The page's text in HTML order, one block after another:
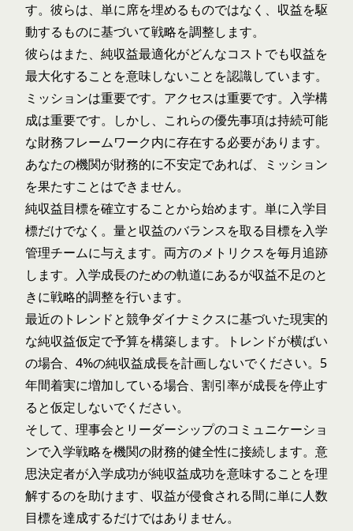
す。彼らは、単に席を埋めるものではなく、収益を駆
動するものに基づいて戦略を調整します。
彼らはまた、純収益最適化がどんなコストでも収益を
最大化することを意味しないことを認識しています。
ミッションは重要です。アクセスは重要です。入学構
成は重要です。しかし、これらの優先事項は持続可能
な財務フレームワーク内に存在する必要があります。
あなたの機関が財務的に不安定であれば、ミッション
を果たすことはできません。
純収益目標を確立することから始めます。単に入学目
標だけでなく。量と収益のバランスを取る目標を入学
管理チームに与えます。両方のメトリクスを毎月追跡
します。入学成長のための軌道にあるが収益不足のと
きに戦略的調整を行います。
最近のトレンドと競争ダイナミクスに基づいた現実的
な純収益仮定で予算を構築します。トレンドが横ばい
の場合、4%の純収益成長を計画しないでください。5
年間着実に増加している場合、割引率が成長を停止す
ると仮定しないでください。
そして、理事会とリーダーシップのコミュニケーショ
ンで入学戦略を機関の財務的健全性に接続します。意
思決定者が入学成功が純収益成功を意味することを理
解するのを助けます、収益が侵食される間に単に人数
目標を達成するだけではありません。